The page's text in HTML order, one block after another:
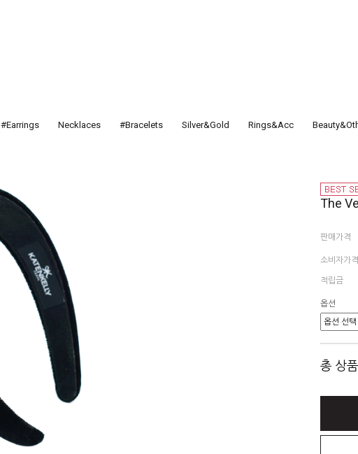
#Earrings Necklaces #Bracelets Silver&Gold Rings&Acc
The
판매가격
소비자가격
적립금
옵션
총 상